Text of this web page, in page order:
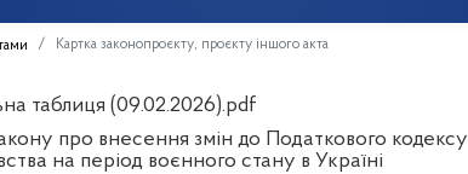
Картка законопроєкту, проєкту іншого акта
таблиця (09.02.2026).pdf
про внесення змін до Податкового
на період воєнного стану в Україні